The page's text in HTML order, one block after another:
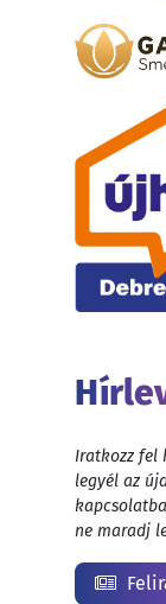
Iratkozz fel
legyél az
ne maradj